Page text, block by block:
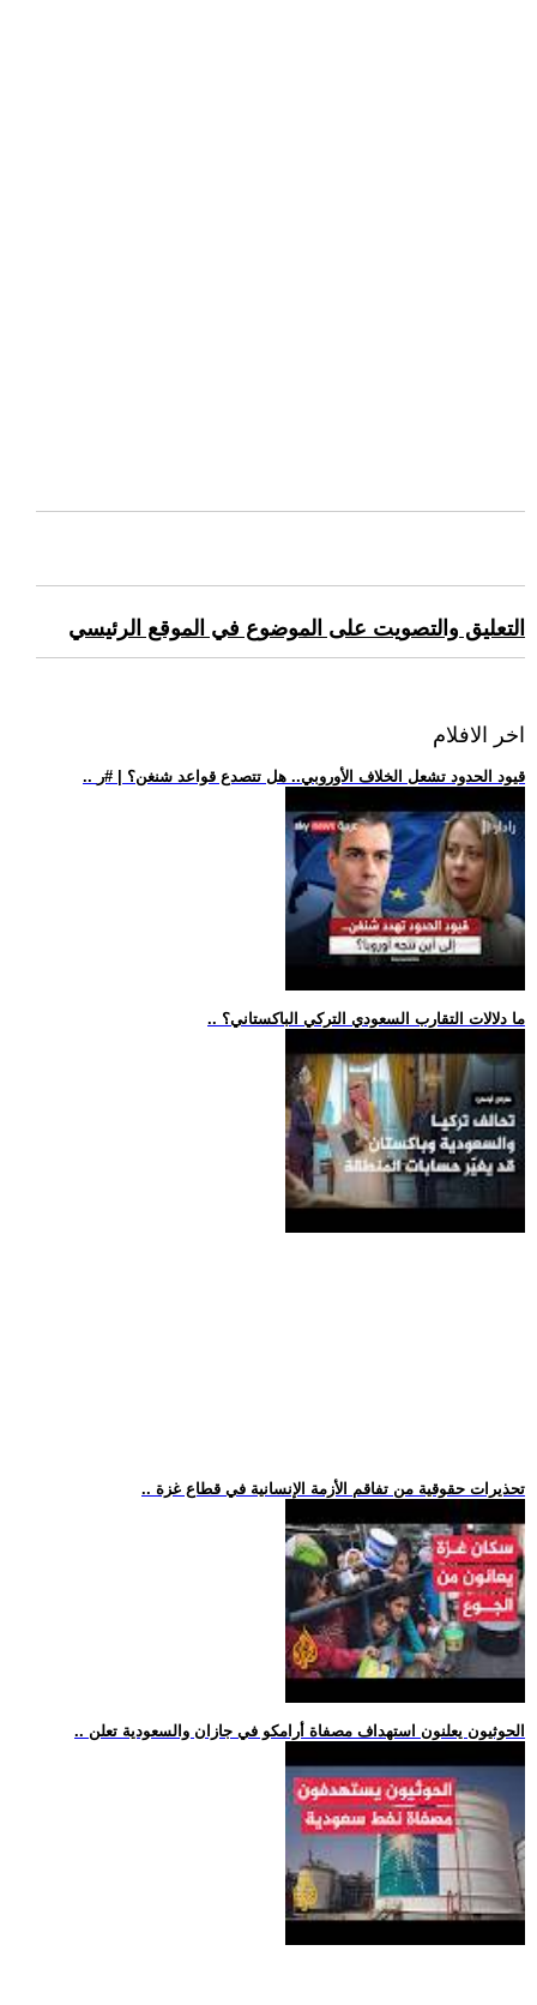
التعليق والتصويت على الموضوع في الموقع الرئيسي
اخر الافلام
.. قيود الحدود تشعل الخلاف الأوروبي.. هل تتصدع قواعد شنغن؟ | #ر
.. ما دلالات التقارب السعودي التركي الباكستاني؟
.. تحذيرات حقوقية من تفاقم الأزمة الإنسانية في قطاع غزة
.. الحوثيون يعلنون استهداف مصفاة أرامكو في جازان والسعودية تعلن